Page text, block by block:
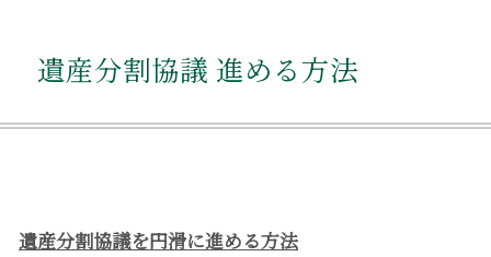
遺産分割協議 進める方法
遺産分割協議を円滑に進める方法